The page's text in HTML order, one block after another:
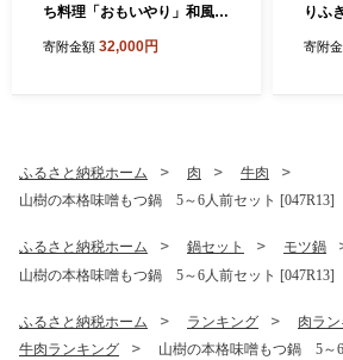
ち料理「おもいやり」和風三
ち料理 年内配送 お節 冷蔵お
寄附金額 32,000円
りふ
ッシ
寄附
ふるさと納税ホーム 肉
牛肉
山樹の本格味噌もつ鍋 5～6人前セット [047R13]
ふるさと納税ホーム 鍋セット
モツ鍋
山樹の本格味噌もつ鍋 5～6人前セット [047R13]
ふるさと納税ホーム ランキング
肉ラ
牛肉ランキング
山樹の本格味噌もつ鍋 5～